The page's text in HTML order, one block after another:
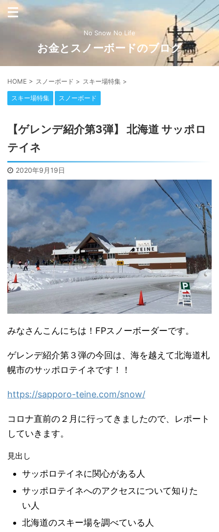
No Snow No Life
お金とスノーボードのブログ
HOME > スノーボード > スキー場特集 >
スキー場特集 スノーボード
【ゲレンデ紹介第3弾】 北海道 サッポロ
テイネ
2020年9月19日
みなさんこんにちは！FPスノーボーダーです。
ゲレンデ紹介第３弾の今回は、海を越えて北海道札
幌市のサッポロテイネです！！
https://sapporo-teine.com/snow/
コロナ直前の２月に行ってきましたので、レポート
していきます。
見出し
サッポロテイネに関心がある人
サッポロテイネへのアクセスについて知りた
い人
北海道のスキー場を調べている人